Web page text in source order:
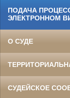
ПОДАЧА
ЭЛЕКТРОННОМ
О СУДЕ
СУДЕЙСКОЕ